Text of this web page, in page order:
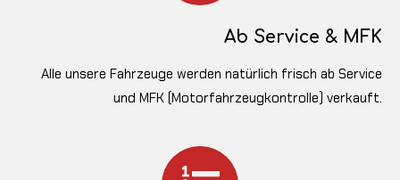
Ab Service & MFK
Alle unsere Fahrzeuge werden natürlich frisch ab Service
und MFK (Motorfahrzeugkontrolle) verkauft.